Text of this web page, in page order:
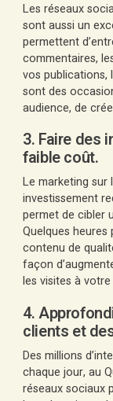
Les réseaux
sont aussi un
permettent
commentaires,
vos publications,
sont des
audience, de
3. Faire des
faible coût.
Le marketing sur
investissement
permet de cibler
Quelques
contenu de
façon
les visites à
4.
clients et
Des millions
chaque jour, au
réseaux sociaux